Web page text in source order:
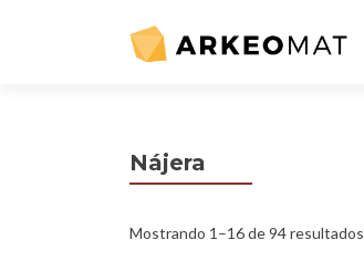
Nájera
Mostrando 1–16 de 94 resultados